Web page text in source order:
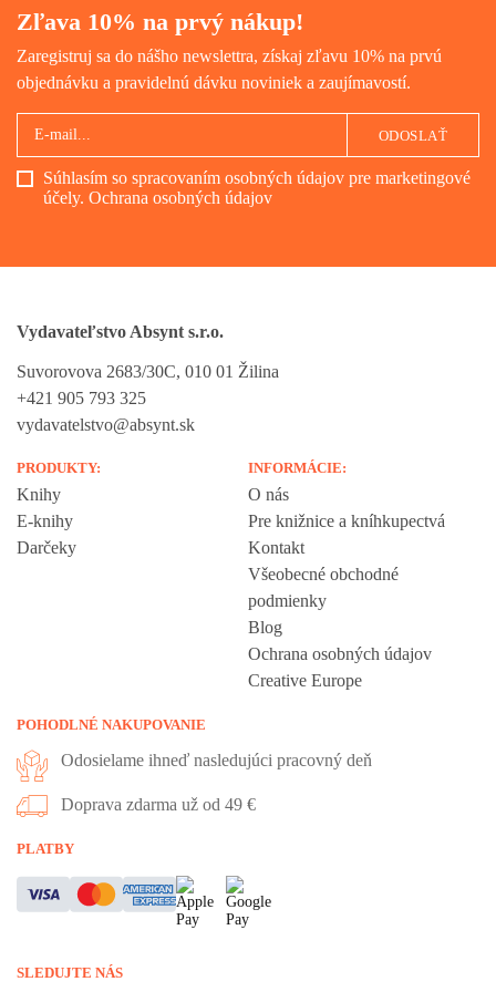
Zľava 10% na prvý nákup!
Zaregistruj sa do nášho newslettra, získaj zľavu 10% na prvú
objednávku a pravidelnú dávku noviniek a zaujímavostí.
Súhlasím so spracovaním osobných údajov pre marketingové
účely. Ochrana osobných údajov
ODOSLAŤ
Vydavateľstvo Absynt s.r.o.
Suvorovova 2683/30C, 010 01 Žilina
+421 905 793 325
vydavatelstvo@absynt.sk
PRODUKTY:
Knihy
E-knihy
Darčeky
INFORMÁCIE:
O nás
Pre knižnice a kníhkupectvá
Kontakt
Všeobecné obchodné
podmienky
Blog
Ochrana osobných údajov
Creative Europe
POHODLNÉ NAKUPOVANIE
Odosielame ihneď nasledujúci pracovný deň
Doprava zdarma už od 49 €
PLATBY
SLEDUJTE NÁS
Vážime si vaše súkromie
Táto stránka používa cookies, aby vám ponúkla skvelý zážitok z
prehliadania. Všetky dôležité informácie nájdete na stránke Cookies.
všetkých cookies, ktoré sa nachádzajú na tomto webe, môžete to